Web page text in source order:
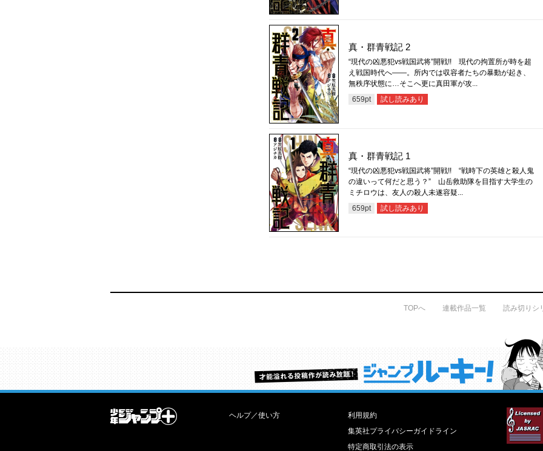
真・群青戦記 2
“現代の凶悪犯vs戦国武将”開戦!! 現代の拘置所が時を超
え戦国時代へ――。所内では収容者たちの暴動が起き、
無秩序状態に…そこへ更に真田軍が攻...
659pt 試し読みあり
真・群青戦記 1
“現代の凶悪犯vs戦国武将”開戦!! “戦時下の英雄と殺人鬼
の違いって何だと思う？” 山岳救助隊を目指す大学生の
ミチロウは、友人の殺人未遂容疑...
659pt 試し読みあり
TOPへ 連載作品一覧 読み切りシ
才能溢れる投稿作が読み放題！ ジャンプルーキー！
ヘルプ／使い方
利用規約
集英社プライバシーガイドライン
特定商取引法の表示